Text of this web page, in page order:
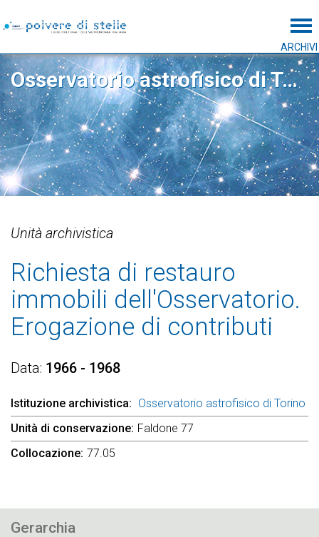
ARCHIVI
Osservatorio astrofisico di Torino
Unità archivistica
Richiesta di restauro
immobili dell'Osservatorio.
Erogazione di contributi
Data 1966 - 1968
Istituzione archivistica
Osservatorio astrofisico di Torino
Unità di conservazione Faldone 77
Collocazione 77.05
Gerarchia